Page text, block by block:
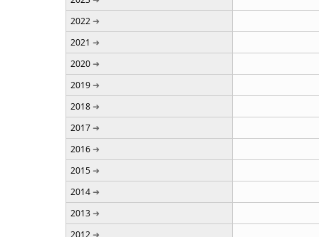
2022
2021
2020
2019
2018
2017
2016
2015
2014
2013
2012